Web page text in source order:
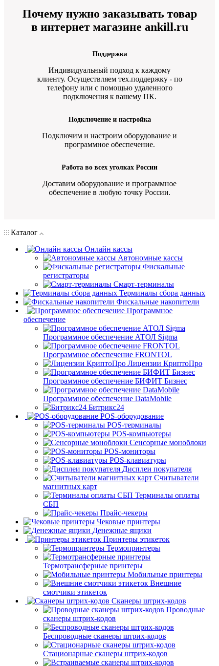
Почему нужно заказывать товар
в интернет магазине ankill.ru
Поддержка
Индивидуальный подход к каждому
клиенту. Осуществляем тех.поддержку - по
телефону или с помощью удаленного
подключения к вашему ПК.
Подключение и настройка
Подключим и настроим оборудование и
программное обеспечение.
Работа во всех уголках России
Доставим оборудование и программное
обеспечение в любую точку России.
Каталог
Онлайн кассы
Автономные кассы
Фискальные
регистраторы
Смарт-терминалы
Терминалы сбора данных
Фискальные накопители
Программное
обеспечение
Программное обеспечение АТОЛ Sigma
Программное обеспечение FRONTOL
Лицензии КриптоПро
Программное обеспечение БИФИТ Бизнес
Программное обеспечение DataMobile
Битрикс24
POS-оборудование
POS-терминалы
POS-компьютеры
Сенсорные моноблоки
POS-мониторы
POS-клавиатуры
Дисплеи покупателя
Считыватели
магнитных карт
Терминалы оплаты
СБП
Прайс-чекеры
Чековые принтеры
Денежные ящики
Принтеры этикеток
Термопринтеры
Термотрансферные принтеры
Мобильные принтеры
Внешние
смотчики этикеток
Сканеры штрих-кодов
Проводные
сканеры штрих-кодов
Беспроводные сканеры штрих-кодов
Стационарные сканеры штрих-кодов